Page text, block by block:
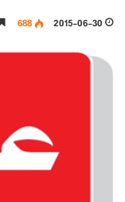
2015-06-30
688